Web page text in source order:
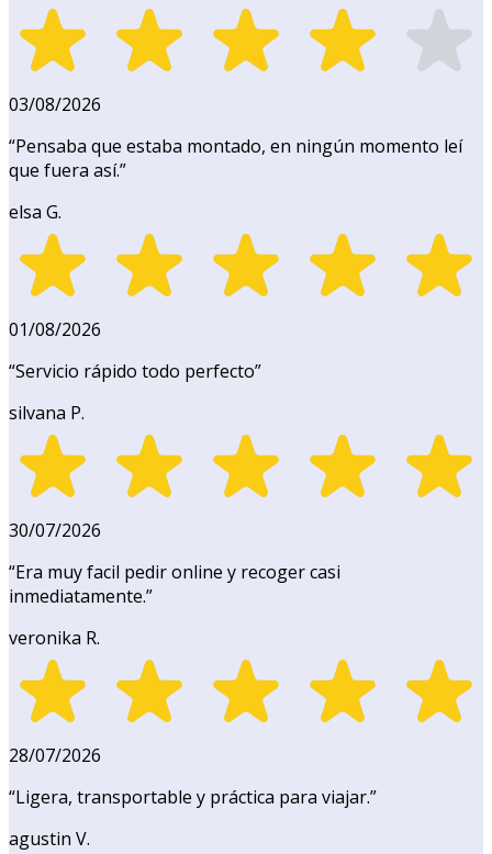
03/08/2026
“Pensaba que estaba montado, en ningún momento leí
que fuera así.”
elsa G.
01/08/2026
“Servicio rápido todo perfecto”
silvana P.
30/07/2026
“Era muy facil pedir online y recoger casi
inmediatamente.”
veronika R.
28/07/2026
“Ligera, transportable y práctica para viajar.”
agustin V.